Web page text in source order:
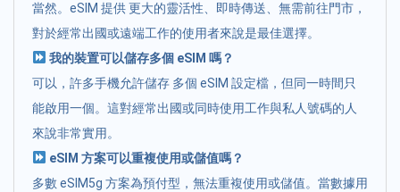
當然。eSIM 提供 更大的靈活性、即時傳送、無需前往門市，
對於經常出國或遠端工作的使用者來說是最佳選擇。
我的裝置可以儲存多個 eSIM 嗎？
可以，許多手機允許儲存 多個 eSIM 設定檔，但同一時間只
能啟用一個。這對經常出國或同時使用工作與私人號碼的人
來說非常實用。
eSIM 方案可以重複使用或儲值嗎？
多數 eSIM5g 方案為預付型，無法重複使用或儲值。當數據用